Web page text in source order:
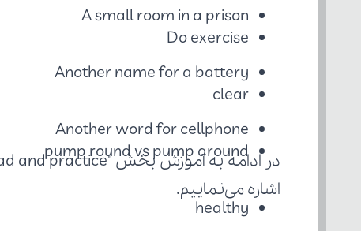
Do exercise
clear
pump round vs pump around
healthy
A small room in a prison
Another name for a battery
Another word for cellphone
اشاره می‌نماییم.